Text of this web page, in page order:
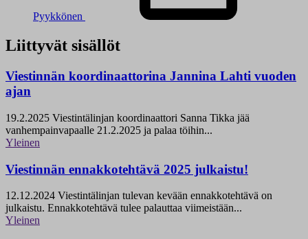
Pyykkönen
Liittyvät sisällöt
Viestinnän koordinaattorina Jannina Lahti vuoden
ajan
19.2.2025 Viestintälinjan koordinaattori Sanna Tikka jää
vanhempainvapaalle 21.2.2025 ja palaa töihin...
Yleinen
Viestinnän ennakkotehtävä 2025 julkaistu!
12.12.2024 Viestintälinjan tulevan kevään ennakkotehtävä on
julkaistu. Ennakkotehtävä tulee palauttaa viimeistään...
Yleinen